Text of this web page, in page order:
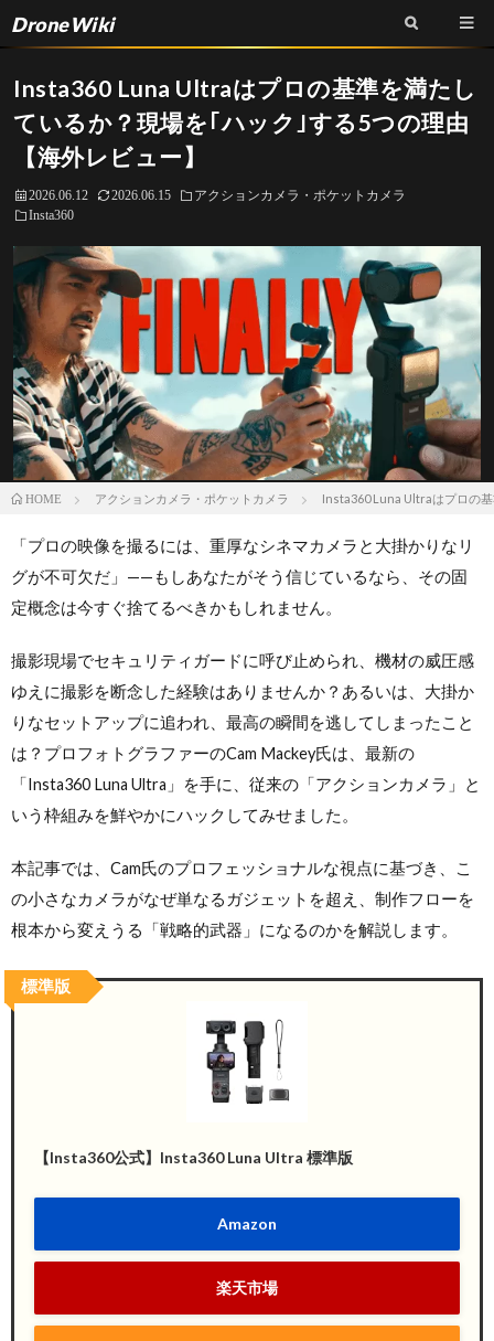
DroneWiki
Insta360 Luna Ultraはプロの基準を満たし
ているか？現場を｢ハック｣する5つの理由
【海外レビュー】
2026.06.12 2026.06.15
アクションカメラ・ポケットカメラ
Insta360
HOME アクションカメラ・ポケットカメラ Insta360 Luna Ultraはプロの
「プロの映像を撮るには、重厚なシネマカメラと大掛かりなリ
グが不可欠だ」——もしあなたがそう信じているなら、その固
定概念は今すぐ捨てるべきかもしれません。
撮影現場でセキュリティガードに呼び止められ、機材の威圧感
ゆえに撮影を断念した経験はありませんか？あるいは、大掛か
りなセットアップに追われ、最高の瞬間を逃してしまったこと
は？プロフォトグラファーのCam Mackey氏は、最新の
「Insta360 Luna Ultra」を手に、従来の「アクションカメラ」と
いう枠組みを鮮やかにハックしてみせました。
本記事では、Cam氏のプロフェッショナルな視点に基づき、こ
の小さなカメラがなぜ単なるガジェットを超え、制作フローを
根本から変えうる「戦略的武器」になるのかを解説します。
【Insta360公式】Insta360 Luna Ultra 標準版
Amazon
楽天市場
標準版